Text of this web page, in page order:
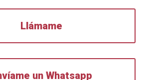
Llámame
un Whatsapp